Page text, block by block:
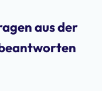
aus der